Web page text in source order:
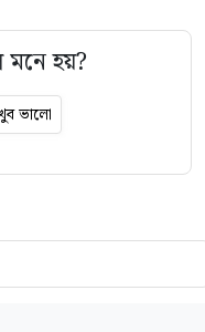
মনে হয়?
ভালো